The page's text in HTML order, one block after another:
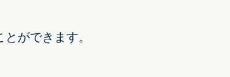
ができます。